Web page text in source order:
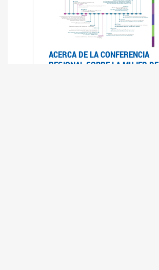
ACERCA DE LA CONFERENCIA
REGIONAL SOBRE LA MUJER DE